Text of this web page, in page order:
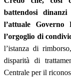
battendosi
l’attuale
l’orgoglio di
l’istanza di
disparità di
Centrale per il